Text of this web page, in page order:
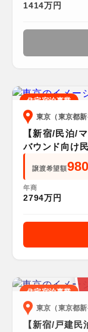
1414万円
住宅宿泊事業
東京（東京都新
【新宿/民泊/
バウンド向け
譲渡希望額
年商
2794万円
住宅宿泊事業
東京（東京都新
【新宿/戸建